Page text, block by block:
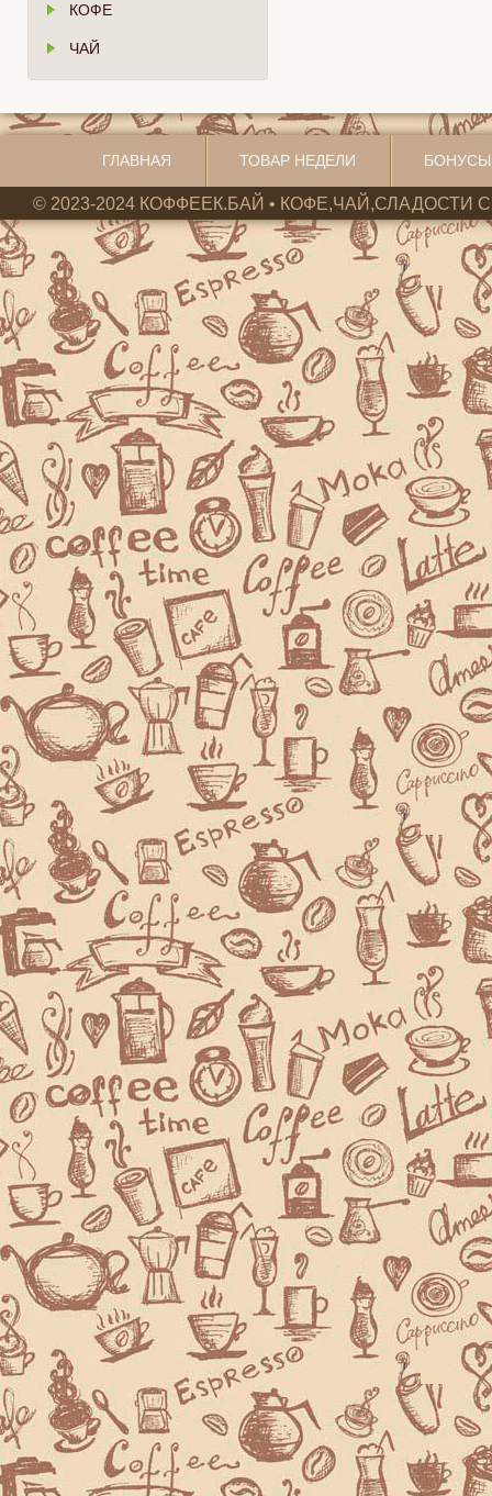
КОФЕ
ЧАЙ
ГЛАВНАЯ ТОВАР НЕДЕЛИ
© 2023-2024 КОФФЕЕК.БАЙ • КОФЕ,ЧАЙ,СЛАДОСТИ С